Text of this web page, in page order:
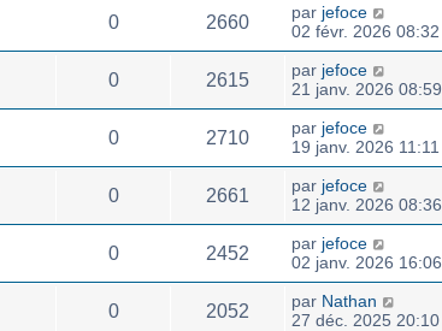
0 2660 par jefoce
02 févr. 2026 08:32
0 2615 par jefoce
21 janv. 2026 08:59
0 2710 par jefoce
19 janv. 2026 11:11
0 2661 par jefoce
12 janv. 2026 08:36
0 2452 par jefoce
02 janv. 2026 16:06
0 2052 par Nathan
27 déc. 2025 20:10